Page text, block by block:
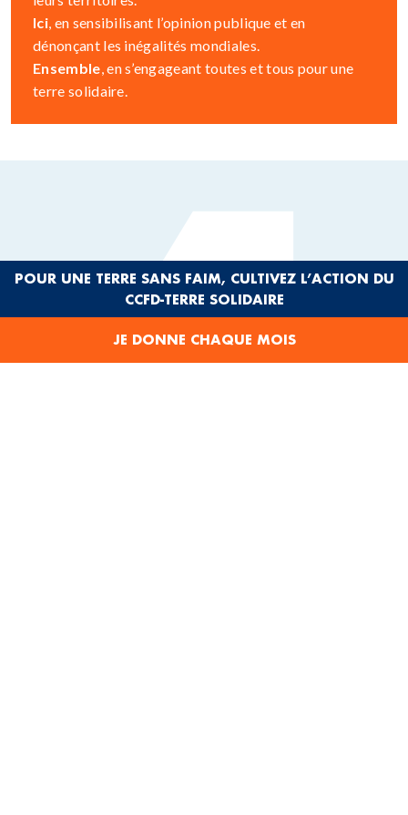
Ici, en sensibilisant l’opinion publique et en
dénonçant les inégalités mondiales.
Ensemble, en s’engageant toutes et tous pour une
terre solidaire.
4
CONSTRUIRE UN
POUR UNE TERRE SANS FAIM, CULTIVEZ L’ACTION DU
CCFD-TERRE SOLIDAIRE
JE DONNE CHAQUE MOIS